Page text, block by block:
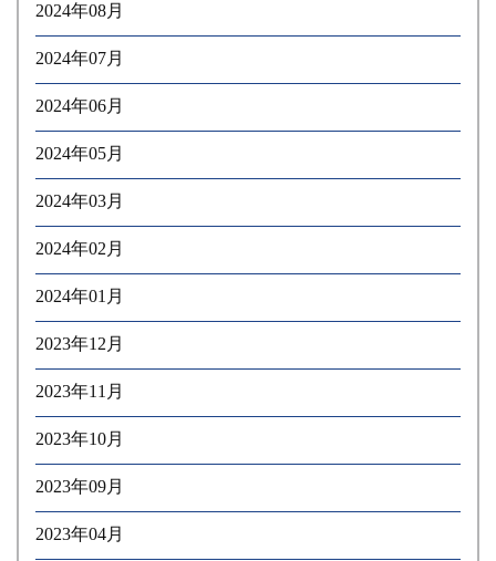
2024年08月
2024年07月
2024年06月
2024年05月
2024年03月
2024年02月
2024年01月
2023年12月
2023年11月
2023年10月
2023年09月
2023年04月